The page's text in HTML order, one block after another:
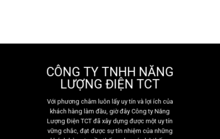
CÔNG TY TNHH NĂNG
LƯỢNG ĐIỆN TCT
Với phương châm luôn lấy uy tín và lợi ích của
khách hàng làm đầu, giờ đây Công ty Năng
Lượng Điện TCT đã xây dựng được một uy tín
vững chắc, đạt được sự tín nhiệm của những